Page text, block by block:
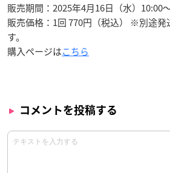
販売期間：2025年4月16日（水）10:00
販売価格：1回 770円（税込） ※別途発
す。
購入ページはこちら
コメントを投稿する